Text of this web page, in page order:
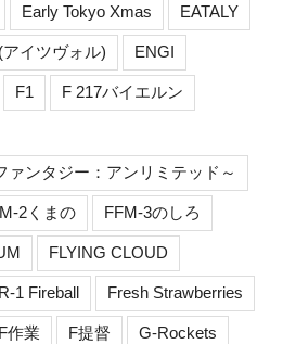
Early Tokyo Xmas EATALY
イツヴォル) ENGI
F1 F 217バイエルン
ァンタジー：アンリミテッド～
2くまの FFM-3のしろ
FLYING CLOUD
1 Fireball Fresh Strawberries
F作業 F提督 G-Rockets